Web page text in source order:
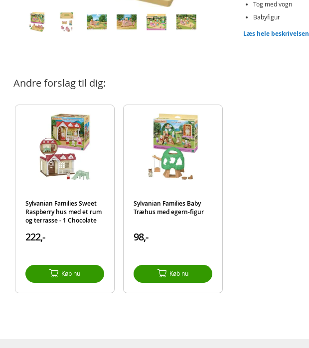
Tog med vogn
Babyfigur
Signalskilt, port
Læs hele beskrivelsen
Andre forslag til dig:
Sylvanian Families Sweet
Raspberry hus med et rum
og terrasse - 1 Chocolate
222,-
Køb nu
Sylvanian Families Baby
Træhus med egern-figur
98,-
Køb nu